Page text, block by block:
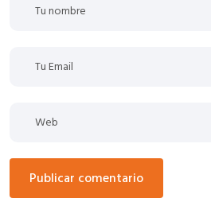
publicar comentario